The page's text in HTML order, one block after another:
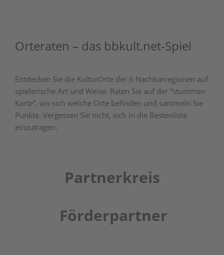
Orteraten – das bbkult.net-Spiel
Entdecken Sie die KulturOrte der 6 Nachbarregionen auf
spielerische Art und Weise. Raten Sie auf der “stummen
Karte”, wo sich welche Orte befinden und sammeln Sie
Punkte. Vergessen Sie nicht, sich in die Bestenliste
einzutragen.
Partnerkreis
Förderpartner